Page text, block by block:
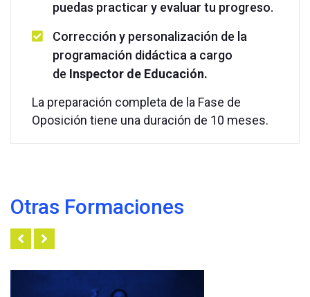
puedas practicar y evaluar tu progreso.
Corrección y personalización de la
programación didáctica a cargo
de Inspector de Educación.
La preparación completa de la Fase de
Oposición tiene una duración de 10 meses.
Otras Formaciones